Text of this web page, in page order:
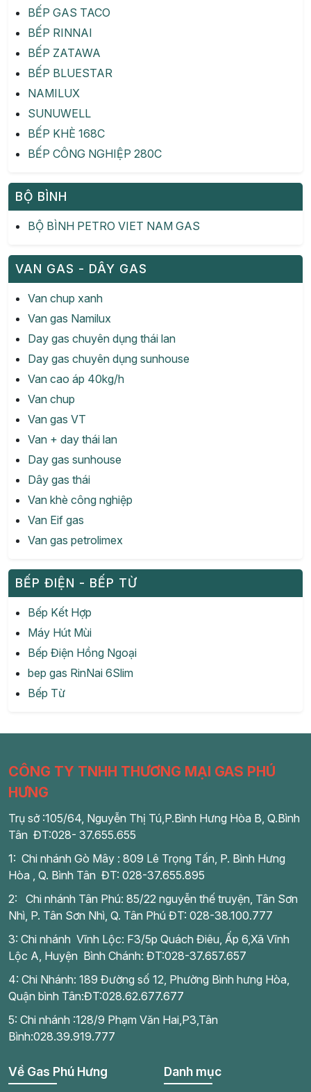
BẾP GAS TACO
BẾP RINNAI
BẾP ZATAWA
BẾP BLUESTAR
NAMILUX
SUNUWELL
BẾP KHÈ 168C
BẾP CÔNG NGHIỆP 280C
BỘ BÌNH
BỘ BÌNH PETRO VIET NAM GAS
VAN GAS - DÂY GAS
Van chup xanh
Van gas Namilux
Day gas chuyên dụng thái lan
Day gas chuyên dụng sunhouse
Van cao áp 40kg/h
Van chup
Van gas VT
Van + day thái lan
Day gas sunhouse
Dây gas thái
Van khè công nghiệp
Van Eif gas
Van gas petrolimex
BẾP ĐIỆN - BẾP TỪ
Bếp Kết Hợp
Máy Hút Mùi
Bếp Điện Hồng Ngoại
bep gas RinNai 6Slim
Bếp Từ
CÔNG TY TNHH THƯƠNG MẠI GAS PHÚ
HƯNG
Trụ sở :105/64, Nguyễn Thị Tú,P.Bình Hưng Hòa B, Q.Bình
Tân ĐT:028- 37.655.655
1: Chi nhánh Gò Mây : 809 Lê Trọng Tấn, P. Bình Hưng
Hòa , Q. Bình Tân ĐT: 028-37.655.895
2: Chi nhánh Tân Phú: 85/22 nguyễn thế truyện, Tân Sơn
Nhì, P. Tân Sơn Nhì, Q. Tân Phú ĐT: 028-38.100.777
3: Chi nhánh Vĩnh Lộc: F3/5p Quách Điêu, Ấp 6,Xã Vĩnh
Lộc A, Huyện Bình Chánh: ĐT:028-37.657.657
4: Chi Nhánh: 189 Đường số 12, Phường Bình hưng Hòa,
Quận bình Tân:ĐT:028.62.677.677
5: Chi nhánh :128/9 Phạm Văn Hai,P3,Tân
Bình:028.39.919.777
Về Gas Phú Hưng Danh mục